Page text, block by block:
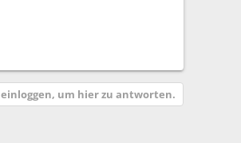
um hier zu antworten.